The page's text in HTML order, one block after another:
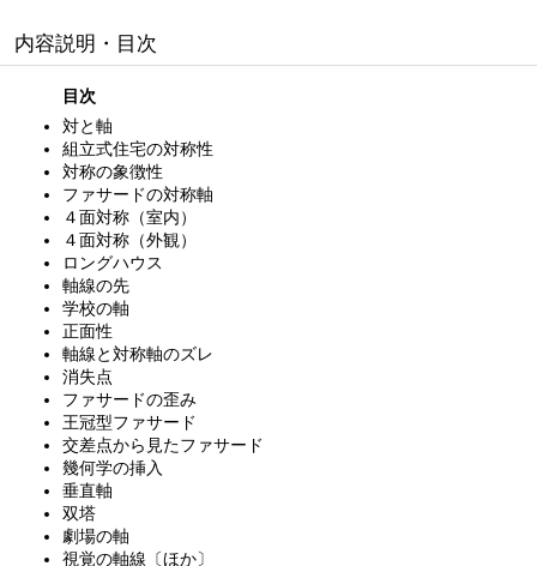
内容説明・目次
目次
対と軸
組立式住宅の対称性
対称の象徴性
ファサードの対称軸
４面対称（室内）
４面対称（外観）
ロングハウス
軸線の先
学校の軸
正面性
軸線と対称軸のズレ
消失点
ファサードの歪み
王冠型ファサード
交差点から見たファサード
幾何学の挿入
垂直軸
双塔
劇場の軸
視覚の軸線〔ほか〕